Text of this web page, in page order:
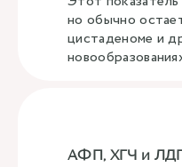
но обычно
цистаденоме и
АФП, ХГЧ и